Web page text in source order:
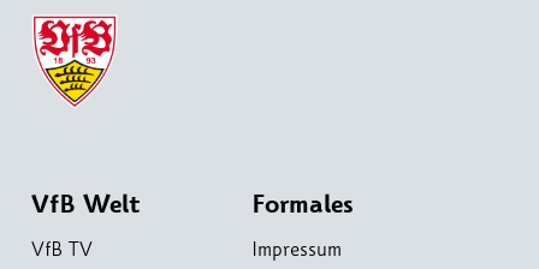
VfB Welt
VfB TV
Formales
Impressum